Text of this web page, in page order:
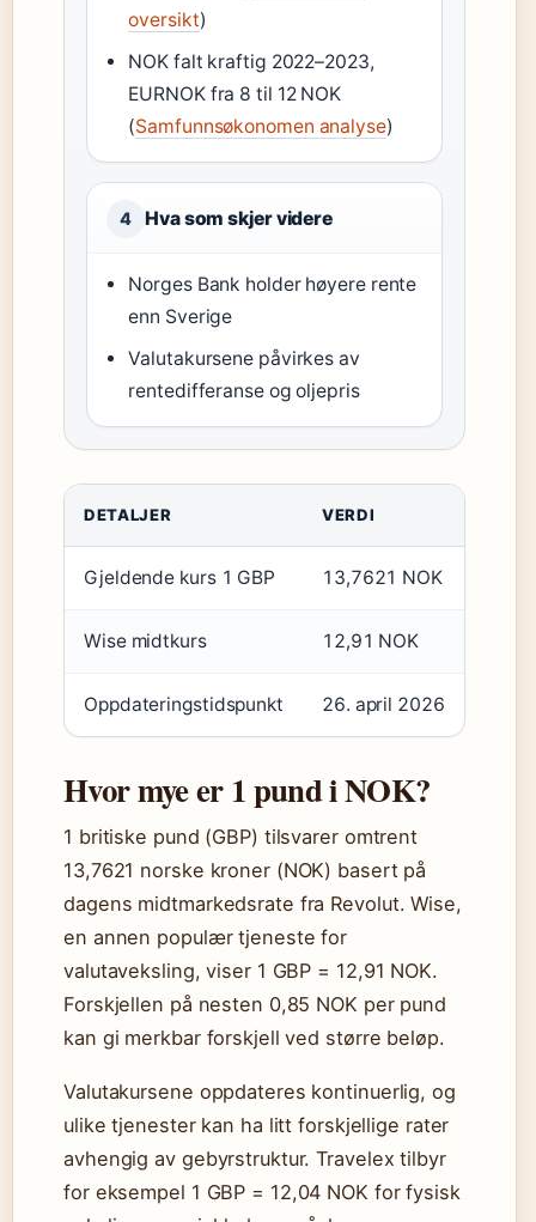
oversikt)
NOK falt kraftig 2022–2023,
EURNOK fra 8 til 12 NOK
(Samfunnsøkonomen analyse)
4 Hva som skjer videre
Norges Bank holder høyere rente
enn Sverige
Valutakursene påvirkes av
rentedifferanse og oljepris
DETALJER VERDI
Gjeldende kurs 1 GBP 13,7621 NOK
Wise midtkurs 12,91 NOK
Oppdateringstidspunkt 26. april 2026
Hvor mye er 1 pund i NOK?
1 britiske pund (GBP) tilsvarer omtrent
13,7621 norske kroner (NOK) basert på
dagens midtmarkedsrate fra Revolut. Wise,
en annen populær tjeneste for
valutaveksling, viser 1 GBP = 12,91 NOK.
Forskjellen på nesten 0,85 NOK per pund
kan gi merkbar forskjell ved større beløp.
Valutakursene oppdateres kontinuerlig, og
ulike tjenester kan ha litt forskjellige rater
avhengig av gebyrstruktur. Travelex tilbyr
for eksempel 1 GBP = 12,04 NOK for fysisk